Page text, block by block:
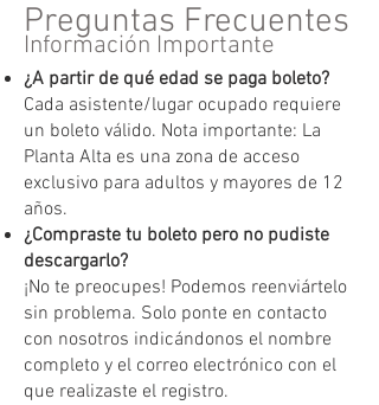
Preguntas Frecuentes
Información Importante
¿A partir de qué edad se paga boleto?
Cada asistente/lugar ocupado requiere
un boleto válido. Nota importante: La
Planta Alta es una zona de acceso
exclusivo para adultos y mayores de 12
años.
¿Compraste tu boleto pero no pudiste
descargarlo?
¡No te preocupes! Podemos reenviártelo
sin problema. Solo ponte en contacto
con nosotros indicándonos el nombre
completo y el correo electrónico con el
que realizaste el registro.